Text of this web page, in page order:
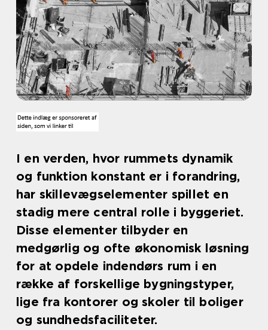
I en verden, hvor rummets dynamik
og funktion konstant er i forandring,
har skillevægselementer spillet en
stadig mere central rolle i byggeriet.
Disse elementer tilbyder en
medgørlig og ofte økonomisk løsning
for at opdele indendørs rum i en
række af forskellige bygningstyper,
lige fra kontorer og skoler til boliger
og sundhedsfaciliteter.